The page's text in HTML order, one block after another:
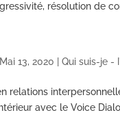
résolution de
Mai 13, 2020 Qui suis-je -
relations
avec le Voice